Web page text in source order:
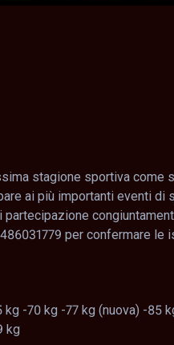
stagione sportiva come
ai più importanti eventi di
per confermare
kg -70 kg -77 kg (nuova) -85
kg